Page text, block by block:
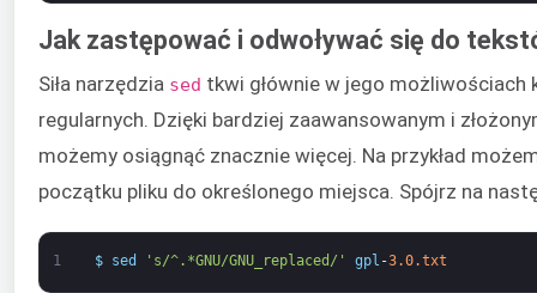
Jak zastępować i odwoływać się do
Siła narzędzia sed tkwi głównie w jego możliwościach
regularnych. Dzięki bardziej zaawansowanym i
możemy osiągnąć znacznie więcej. Na przykład
początku pliku do określonego miejsca. Spójrz na
1 $ sed 's/^.*GNU/GNU_replaced/' gpl -3.0.txt